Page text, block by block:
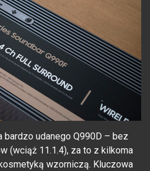
bardzo udanego Q990D – bez
(wciąż 11.1.4), za to z kilkoma
wzorniczą. Kluczowa